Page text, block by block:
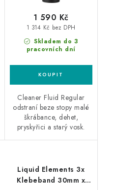
Skladem do 3
pracovních dní
1 314 Kč bez DPH
1 590 Kč
Cleaner Fluid Regular
odstraní beze stopy malé
škrábance, dehet,
pryskyřici a starý vosk.
Liquid Elements 3x
Klebeband 30mm x